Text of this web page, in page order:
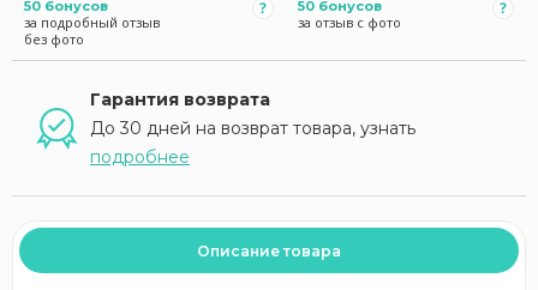
50 бонусов
за подробный отзыв
без фото
50 бонусов
за отзыв с фото
Гарантия возврата
До 30 дней на возврат товара, узнать
подробнее
Описание товара